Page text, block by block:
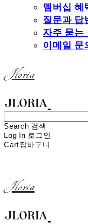
멤버십 혜
질문과 답
자주 묻는
이메일 문
Jloria
Search 검색
Log In 로그인
Cart장바구니
Jloria